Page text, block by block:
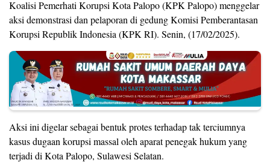
Koalisi Pemerhati Korupsi Kota Palopo (KPK Palopo) menggelar
aksi demonstrasi dan pelaporan di gedung Komisi Pemberantasan
Korupsi Republik Indonesia (KPK RI). Senin, (17/02/2025).
Aksi ini digelar sebagai bentuk protes terhadap tak terciumnya
kasus dugaan korupsi massal oleh aparat penegak hukum yang
terjadi di Kota Palopo, Sulawesi Selatan.